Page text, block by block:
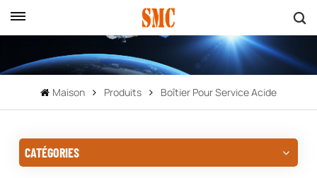
Maison Produits Boîtier Pour Service Acide
CATÉGORIES